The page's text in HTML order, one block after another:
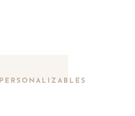
PERSONALIZABLES